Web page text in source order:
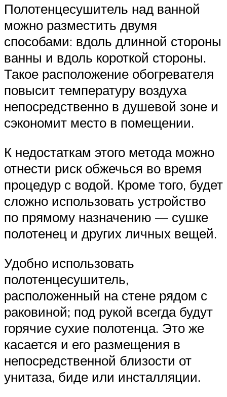
Полотенцесушитель над ванной
можно разместить двумя
способами: вдоль длинной стороны
ванны и вдоль короткой стороны.
Такое расположение обогревателя
повысит температуру воздуха
непосредственно в душевой зоне и
сэкономит место в помещении.
К недостаткам этого метода можно
отнести риск обжечься во время
процедур с водой. Кроме того, будет
сложно использовать устройство
по прямому назначению — сушке
полотенец и других личных вещей.
Удобно использовать
полотенцесушитель,
расположенный на стене рядом с
раковиной; под рукой всегда будут
горячие сухие полотенца. Это же
касается и его размещения в
непосредственной близости от
унитаза, биде или инсталляции.